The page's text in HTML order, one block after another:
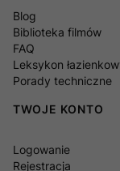
Blog
Biblioteka filmów
FAQ
Leksykon
Porady techniczne
TWOJE KONTO
Logowanie
Rejestracja